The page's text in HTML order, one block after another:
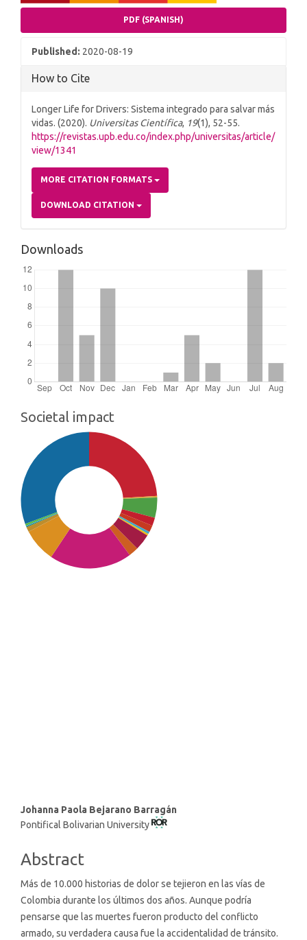
PDF (SPANISH)
Published: 2020-08-19
How to Cite
Longer Life for Drivers: Sistema integrado para salvar más
vidas. (2020). Universitas Científica, 19(1), 52-55.
https://revistas.upb.edu.co/index.php/universitas/article/
view/1341
MORE CITATION FORMATS
DOWNLOAD CITATION
Downloads
Societal impact
Main
Article
Johanna Paola Bejarano Barragán
Pontifical Bolivarian University
Abstract
Más de 10.000 historias de dolor se tejieron en las vías de
Colombia durante los últimos dos años. Aunque podría
pensarse que las muertes fueron producto del conflicto
armado, su verdadera causa fue la accidentalidad de tránsito.